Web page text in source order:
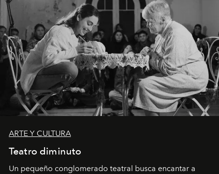
ARTE Y CULTURA
Teatro diminuto
Un pequeño conglomerado teatral busca encantar a